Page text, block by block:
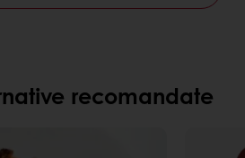
recomandate